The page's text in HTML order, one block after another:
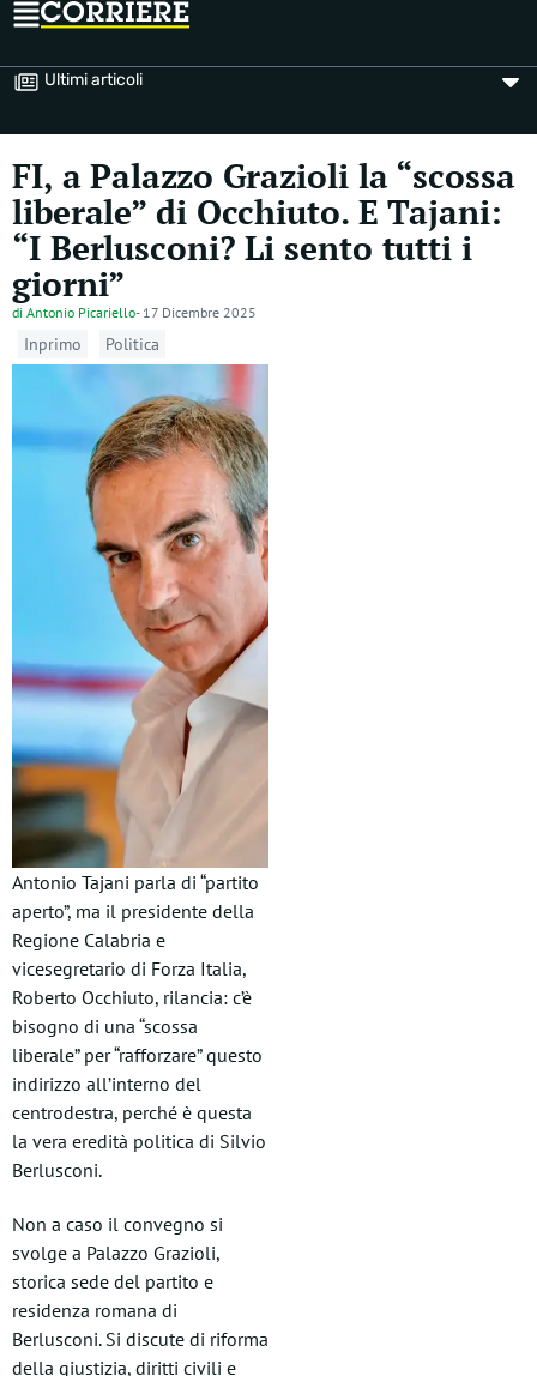
Ultimi articoli
FI, a Palazzo Grazioli la “scossa
liberale” di Occhiuto. E Tajani:
“I Berlusconi? Li sento tutti i
giorni”
di Antonio Picariello- 17 Dicembre 2025
Inprimo Politica
Antonio Tajani parla di “partito
aperto”, ma il presidente della
Regione Calabria e
vicesegretario di Forza Italia,
Roberto Occhiuto, rilancia: c’è
bisogno di una “scossa
liberale” per “rafforzare” questo
indirizzo all’interno del
centrodestra, perché è questa
la vera eredità politica di Silvio
Berlusconi.
Non a caso il convegno si
svolge a Palazzo Grazioli,
storica sede del partito e
residenza romana di
Berlusconi. Si discute di riforma
della giustizia, diritti civili e